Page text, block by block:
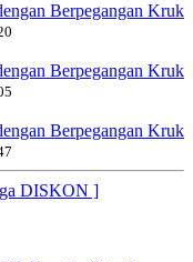
Berpegangan Kruk
Berpegangan Kruk
Berpegangan Kruk
DISKON ]